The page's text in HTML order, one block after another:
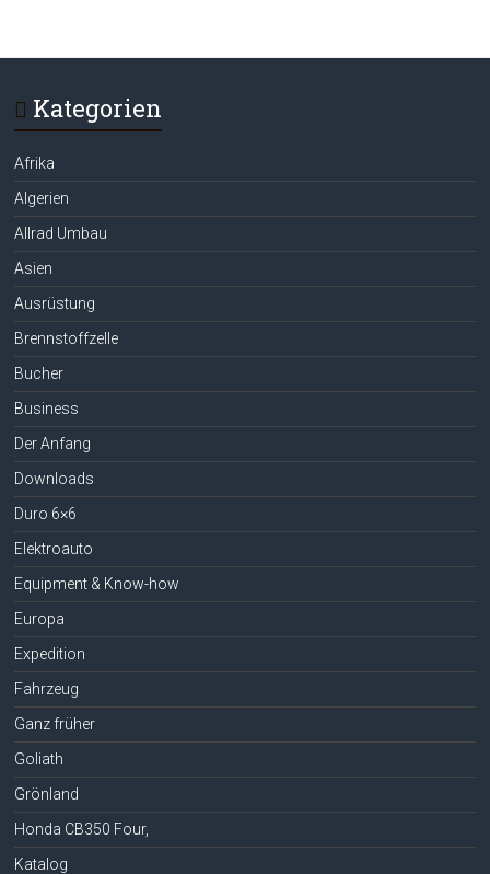
Kategorien
Afrika
Algerien
Allrad Umbau
Asien
Ausrüstung
Brennstoffzelle
Bucher
Business
Der Anfang
Downloads
Duro 6×6
Elektroauto
Equipment & Know-how
Europa
Expedition
Fahrzeug
Ganz früher
Goliath
Grönland
Honda CB350 Four,
Katalog